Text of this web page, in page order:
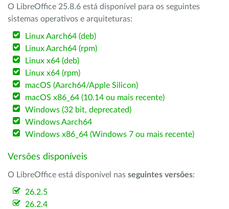
O LibreOffice 25.8.6 está disponível para os seguintes
sistemas operativos e arquiteturas:
Linux Aarch64 (deb)
Linux Aarch64 (rpm)
Linux x64 (deb)
Linux x64 (rpm)
macOS (Aarch64/Apple Silicon)
macOS x86_64 (10.14 ou mais recente)
Windows (32 bit, deprecated)
Windows Aarch64
Windows x86_64 (Windows 7 ou mais recente)
Versões disponíveis
O LibreOffice está disponível nas seguintes versões:
26.2.5
26.2.4